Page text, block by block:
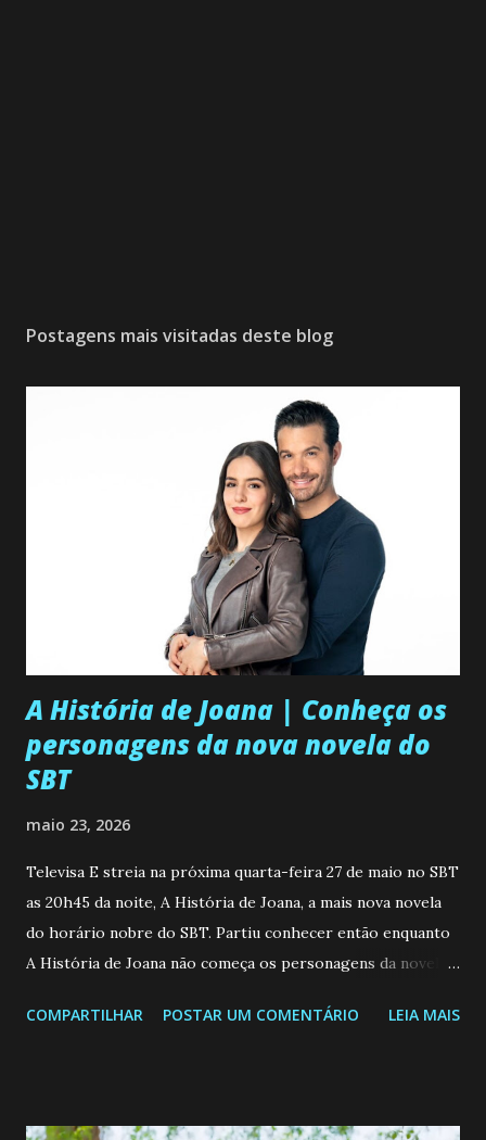
Postagens mais visitadas deste blog
A História de Joana | Conheça os
personagens da nova novela do
SBT
maio 23, 2026
Televisa E streia na próxima quarta-feira 27 de maio no SBT
as 20h45 da noite, A História de Joana, a mais nova novela
do horário nobre do SBT. Partiu conhecer então enquanto
A História de Joana não começa os personagens da novela?
de 25/05/26 a 31/05/26 JOANA GUADALUPE (Camila
COMPARTILHAR POSTAR UM COMENTÁRIO LEIA MAIS